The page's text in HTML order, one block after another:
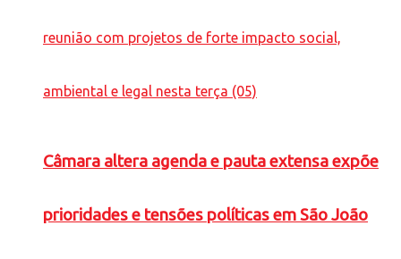
Câmara altera agenda e pauta extensa expõe
prioridades e tensões políticas em São João